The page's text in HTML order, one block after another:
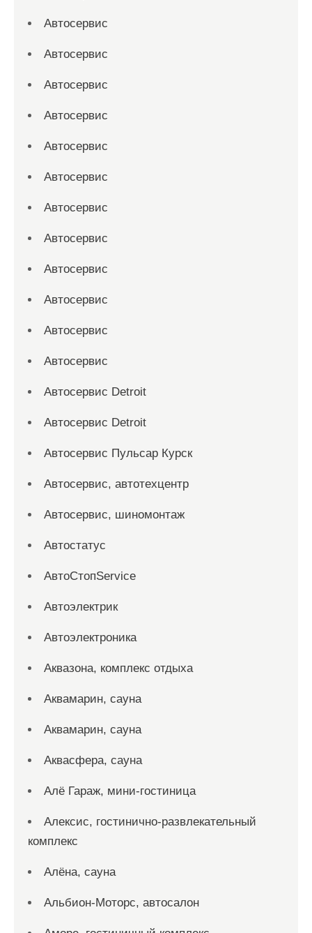
Автосервис
Автосервис
Автосервис
Автосервис
Автосервис
Автосервис
Автосервис
Автосервис
Автосервис
Автосервис
Автосервис
Автосервис
Автосервис Detroit
Автосервис Detroit
Автосервис Пульсар Курск
Автосервис, автотехцентр
Автосервис, шиномонтаж
Автостатус
АвтоСтопService
Автоэлектрик
Автоэлектроника
Аквазона, комплекс отдыха
Аквамарин, сауна
Аквамарин, сауна
Аквасфера, сауна
Алё Гараж, мини-гостиница
Алексис, гостинично-развлекательный
комплекс
Алёна, сауна
Альбион-Моторс, автосалон